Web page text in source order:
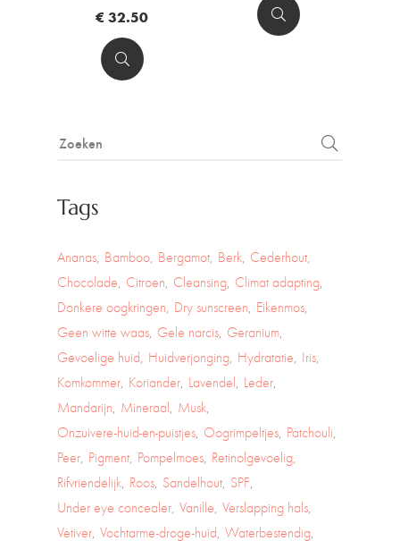
€ 32.50
Tags
Ananas Bamboo Bergamot Berk Cederhout
Chocolade Citroen Cleansing Climat adapting
Donkere oogkringen Dry sunscreen Eikenmos
Geen witte waas Gele narcis Geranium
Gevoelige huid Huidverjonging Hydratatie Iris
Komkommer Koriander Lavendel
Leder
Mandarijn Mineraal
Musk
Onzuivere-huid-en-puistjes Oogrimpeltjes Patchouli
Peer Pigment Pompelmoes Retinolgevoelig
Rifvriendelijk Roos Sandelhout SPF
Under eye concealer Vanille Verslapping hals
Vetiver Vochtarme-droge-huid Waterbestendig